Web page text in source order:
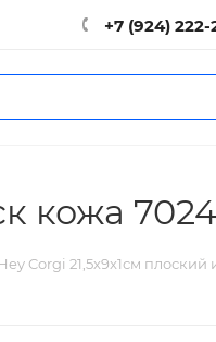
+7 (924)
кожа
Corgi 21,5x9x1см плоский